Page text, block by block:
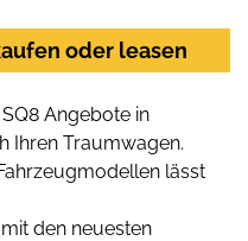
oder leasen
Angebote in
Ihren Traumwagen.
lässt
den neuesten